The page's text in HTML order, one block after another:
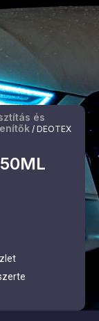
és
/ DEOTEX